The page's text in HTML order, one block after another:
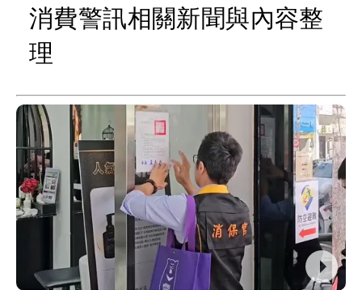
消費警訊相關新聞與內容整
理